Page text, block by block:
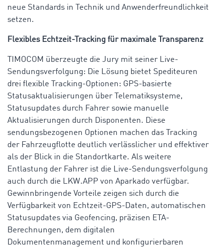
neue Standards in Technik und Anwenderfreundlichkeit
setzen.
Flexibles Echtzeit-Tracking für maximale Transparenz
TIMOCOM überzeugte die Jury mit seiner Live-
Sendungsverfolgung: Die Lösung bietet Spediteuren
drei flexible Tracking-Optionen: GPS-basierte
Statusaktualisierungen über Telematiksysteme,
Statusupdates durch Fahrer sowie manuelle
Aktualisierungen durch Disponenten. Diese
sendungsbezogenen Optionen machen das Tracking
der Fahrzeugflotte deutlich verlässlicher und effektiver
als der Blick in die Standortkarte. Als weitere
Entlastung der Fahrer ist die Live-Sendungsverfolgung
auch durch die LKW.APP von Aparkado verfügbar.
Gewinnbringende Vorteile zeigen sich durch die
Verfügbarkeit von Echtzeit-GPS-Daten, automatischen
Statusupdates via Geofencing, präzisen ETA-
Berechnungen, dem digitalen
Dokumentenmanagement und konfigurierbaren